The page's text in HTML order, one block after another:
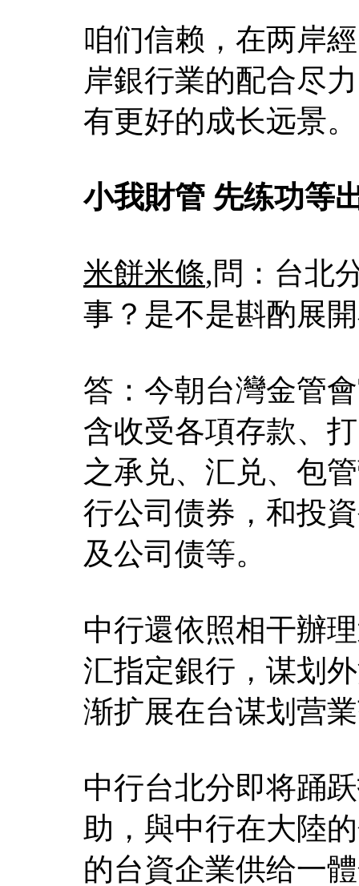
咱们信赖，在两岸
岸銀行業的配合尽
有更好的成长远景。
小我財管 先练功等
米餅米條,問：台北
事？是不是斟酌展
答：今朝台灣金管
含收受各項存款、
之承兑、汇兑、包
行公司债券，和投
及公司债等。
中行還依照相干辦
汇指定銀行，谋划
渐扩展在台谋划营
中行台北分即将踊
助，與中行在大陸
的台資企業供给一